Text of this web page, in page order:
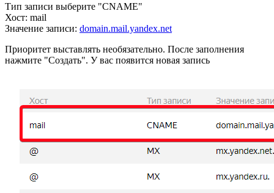
Тип записи выберите "CNAME"
Хост: mail
Значение записи: domain.mail.yandex.net
Приоритет выставлять необязательно. После заполнения
нажмите "Создать". У вас появится новая запись